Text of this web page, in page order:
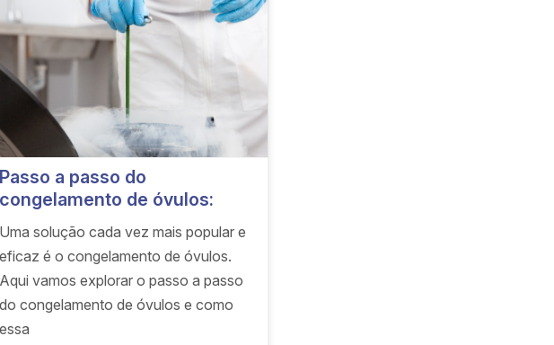
Passo a passo do
congelamento de óvulos:
Uma solução cada vez mais popular e
eficaz é o congelamento de óvulos.
Aqui vamos explorar o passo a passo
do congelamento de óvulos e como
essa